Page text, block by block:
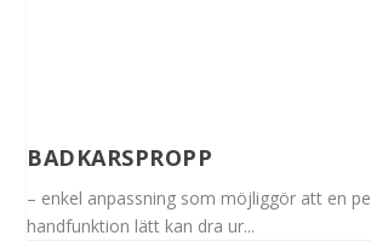
BADKARSPROPP
– enkel anpassning som möjliggör att en
handfunktion lätt kan dra ur...